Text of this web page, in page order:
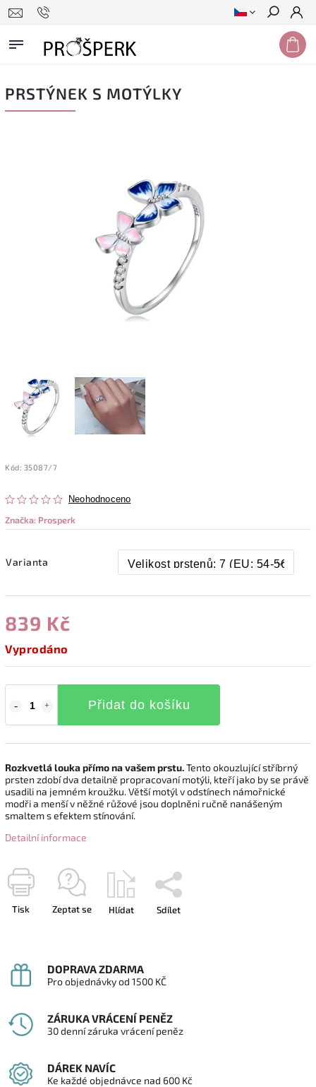
Hledat
PRSTÝNEK S MOTÝLKY
Kód: 35087/7
Neohodnoceno
Značka: Prosperk
Varianta
839 Kč
Vyprodáno
Přidat do košíku
Rozkvetlá louka přímo na vašem prstu.Tento okouzlující stříbrný
prsten zdobí dva detailně propracovaní motýli, kteří jako by se právě
usadili na jemném kroužku. Větší motýl v odstínech námořnické
modři a menší v něžné růžové jsou doplněni ručně nanášeným
smaltem s efektem stínování.
Detailní informace
Tisk Zeptat se Hlídat Sdílet
DOPRAVA ZDARMA
Pro objednávky od 1500 KČ
ZÁRUKA VRÁCENÍ PENĚZ
30 denní záruka vrácení peněz
DÁREK NAVÍC
Ke každé objednávce nad 600 Kč